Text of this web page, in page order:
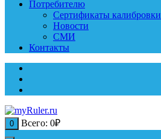
Потребителю
Сертификаты калибровки
Новости
СМИ
Контакты
0 Всего: 0₽